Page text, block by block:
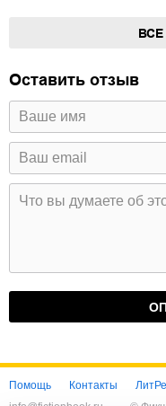
Оставить отзыв
Помощь Контакты